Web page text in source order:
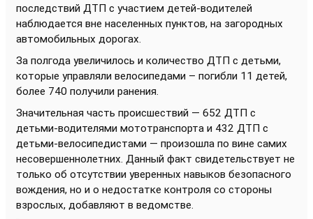
последствий ДТП с участием детей-водителей
наблюдается вне населенных пунктов, на загородных
автомобильных дорогах.
За полгода увеличилось и количество ДТП с детьми,
которые управляли велосипедами – погибли 11 детей,
более 740 получили ранения.
Значительная часть происшествий — 652 ДТП с
детьми-водителями мототранспорта и 432 ДТП с
детьми-велосипедистами — произошла по вине самих
несовершеннолетних. Данный факт свидетельствует не
только об отсутствии уверенных навыков безопасного
вождения, но и о недостатке контроля со стороны
взрослых, добавляют в ведомстве.